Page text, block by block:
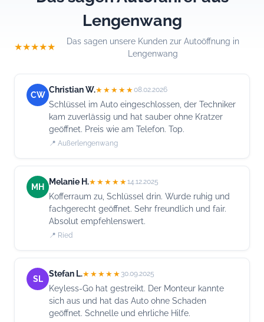
Lengenwang
★★★★★
Das sagen unsere Kunden zur Autoöffnung in
Lengenwang
CW
Christian W.★★★★★08.02.2026
Schlüssel im Auto eingeschlossen, der Techniker
kam zuverlässig und hat sauber ohne Kratzer
geöffnet. Preis wie am Telefon. Top.
📍 Außerlengenwang
MH
Melanie H.★★★★★14.12.2025
Kofferraum zu, Schlüssel drin. Wurde ruhig und
fachgerecht geöffnet. Sehr freundlich und fair.
Absolut empfehlenswert.
📍 Ried
SL
Stefan L.★★★★★ 30.09.2025
Keyless-Go hat gestreikt. Der Monteur kannte
sich aus und hat das Auto ohne Schaden
geöffnet. Schnelle und ehrliche Hilfe.